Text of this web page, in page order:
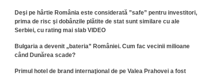
Deşi pe hârtie România este considerată ”safe” pentru investitori,
prima de risc şi dobânzile plătite de stat sunt similare cu ale
Serbiei, cu rating mai slab VIDEO
Bulgaria a devenit „bateria” României. Cum fac vecinii milioane
când Dunărea scade?
​Primul hotel de brand internaţional de pe Valea Prahovei a fost